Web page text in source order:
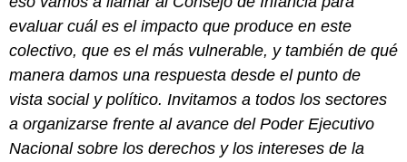
evaluar cuál es el impacto que produce en este
colectivo, que es el más vulnerable, y también de qué
manera damos una respuesta desde el punto de
vista social y político. Invitamos a todos los sectores
a organizarse frente al avance del Poder Ejecutivo
Nacional sobre los derechos y los intereses de la